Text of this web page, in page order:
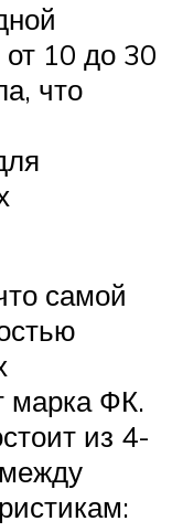
10 до 30
что
самой
марка ФК.
из 4-